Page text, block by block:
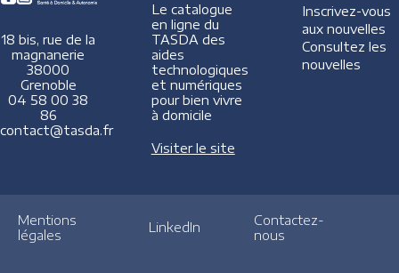
18 bis, rue de la
magnanerie
38000
Grenoble
04 58 00 38
86
contact@tasda.fr
Le catalogue
en ligne du
TASDA des
aides
technologiques
et numériques
pour bien vivre
à domicile
Visiter le site
Inscrivez-vous
aux nouvelles
Consultez les
nouvelles
Mentions
légales
LinkedIn
Contactez-
nous